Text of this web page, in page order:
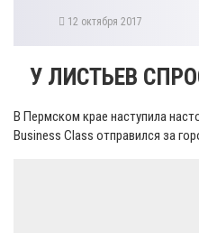
12 октября 2017
​У ЛИСТЬЕВ
В Пермском крае наступила
Business Class отправился за